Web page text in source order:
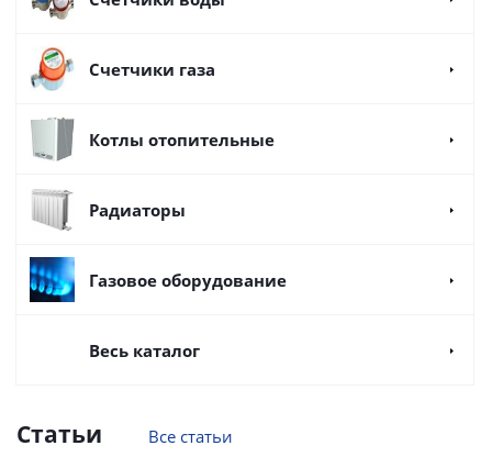
Счетчики газа
Котлы отопительные
Радиаторы
Газовое оборудование
Весь каталог
Статьи Все статьи